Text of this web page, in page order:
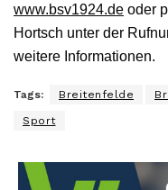
www.bsv1924.de oder
Hortsch unter der
weitere Informationen.
Tags: Breitenfelde
Sport